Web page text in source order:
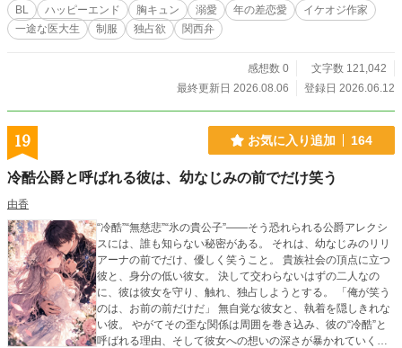
BL ハッピーエンド 胸キュン 溺愛 年の差恋愛
イケオジ作家
一途な医大生
制服 独占欲 関西弁
感想数 0
文字数 121,042
最終更新日 2026.08.06
登録日 2026.06.12
19 お気に入り追加 164
冷酷公爵と呼ばれる彼は、幼なじみの前でだけ笑う
由香
“冷酷”“無慈悲”“氷の貴公子”――そう恐れられる公爵アレクシ
スには、誰も知らない秘密がある。 それは、幼なじみのリリ
アーナの前でだけ、優しく笑うこと。 貴族社会の頂点に立つ
彼と、身分の低い彼女。 決して交わらないはずの二人なの
に、彼は彼女を守り、触れ、独占しようとする。 「俺が笑う
のは、お前の前だけだ」 無自覚な彼女と、執着を隠しきれな
い彼。 やがてその歪な関係は周囲を巻き込み、彼の“冷酷”と
呼ばれる理由、そして彼女への想いの深さが暴かれていく―